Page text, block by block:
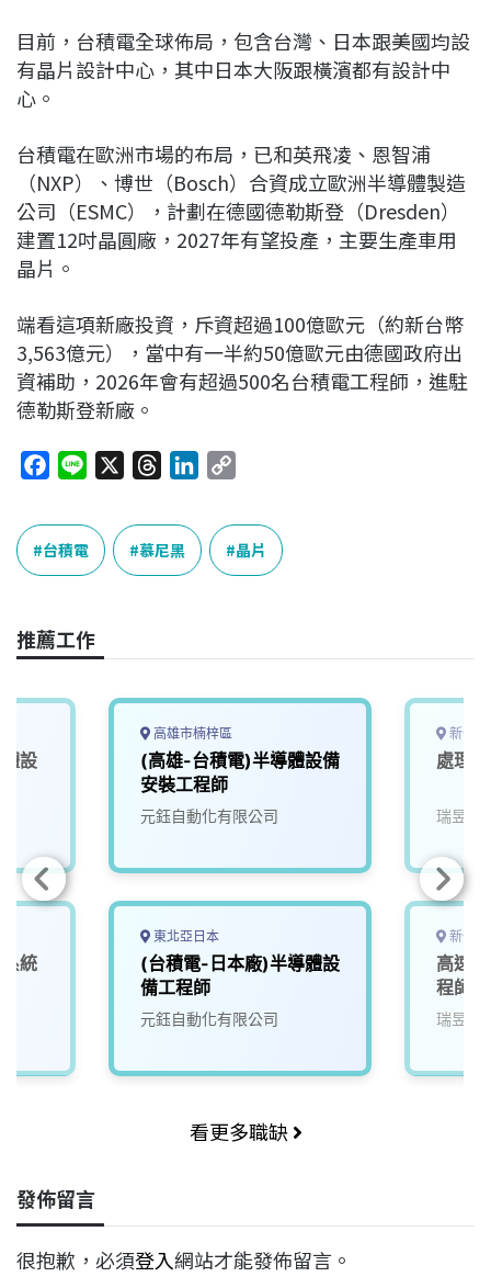
目前，台積電全球佈局，包含台灣、日本跟美國均設
有晶片設計中心，其中日本大阪跟橫濱都有設計中
心。
台積電在歐洲市場的布局，已和英飛凌、恩智浦
（NXP）、博世（Bosch）合資成立歐洲半導體製造
公司（ESMC），計劃在德國德勒斯登（Dresden）
建置12吋晶圓廠，2027年有望投產，主要生產車用
晶片。
端看這項新廠投資，斥資超過100億歐元（約新台幣
3,563億元），當中有一半約50億歐元由德國政府出
資補助，2026年會有超過500名台積電工程師，進駐
德勒斯登新廠。
c
e
b
o
k
n
e
r
e
a
k
n
p
y
L
k
台積電 慕尼黑 晶片
推薦工作
設
統
高雄市楠梓區
(高雄-台積電)半導體設備
安裝工程師
元鈺自動化有限公司
東北亞日本
(台積電-日本廠)半導體設
備工程師
元鈺自動化有限公司
新竹
處理
瑞昱半
新竹
高速
程師
瑞昱半
看更多職缺
發佈留言
很抱歉，必須登入網站才能發佈留言。